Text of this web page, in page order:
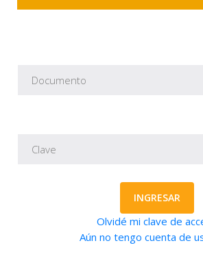
INGRESAR
Olvidé mi clave de
Aún no tengo cuenta de